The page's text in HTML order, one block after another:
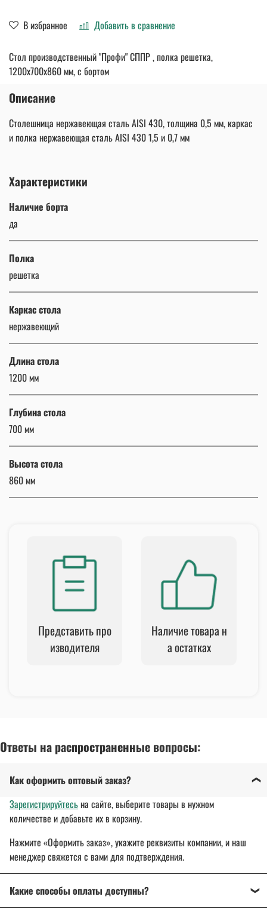
В избранное Добавить в сравнение
Стол производственный "Профи" СППР , полка решетка,
1200х700х860 мм, с бортом
Описание
Столешница нержавеющая сталь AISI 430, толщина 0,5 мм, каркас
и полка нержавеющая сталь AISI 430 1,5 и 0,7 мм
Характеристики
Наличие борта
да
Полка
решетка
Каркас стола
нержавеющий
Длина стола
1200 мм
Глубина стола
700 мм
Высота стола
860 мм
Представить про
изводителя
Наличие товара н
а остатках
Ответы на распространенные вопросы:
Как оформить оптовый заказ?
Зарегистрируйтесьна сайте, выберите товары в нужном
количестве и добавьте их в корзину.
Нажмите «Оформить заказ», укажите реквизиты компании, и наш
менеджер свяжется с вами для подтверждения.
Какие способы оплаты доступны?